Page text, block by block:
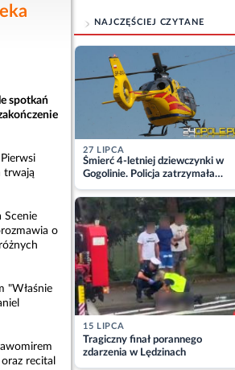
spotkań
trwają
Scenie
o
"Właśnie
recital
NAJCZĘŚCIEJ CZYTANE
27 LIPCA
Śmierć 4-letniej dziewczynki w
Gogolinie. Policja zatrzymała
matkę
15 LIPCA
Tragiczny finał porannego
zdarzenia w Lędzinach